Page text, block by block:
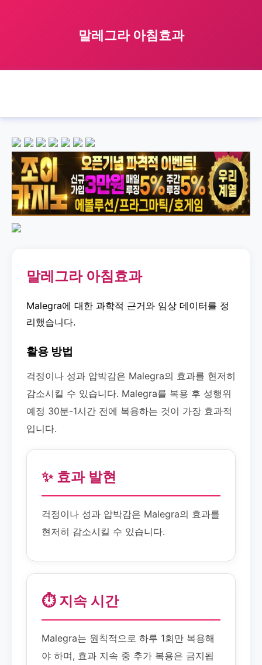
말레그라 아침효과
말레그라 아침효과
Malegra에 대한 과학적 근거와 임상 데이터를 정
리했습니다.
활용 방법
걱정이나 성과 압박감은 Malegra의 효과를 현저히
감소시킬 수 있습니다. Malegra를 복용 후 성행위
예정 30분-1시간 전에 복용하는 것이 가장 효과적
입니다.
✨ 효과 발현
걱정이나 성과 압박감은 Malegra의 효과를
현저히 감소시킬 수 있습니다.
⏱️ 지속 시간
Malegra는 원칙적으로 하루 1회만 복용해
야 하며, 효과 지속 중 추가 복용은 금지됩